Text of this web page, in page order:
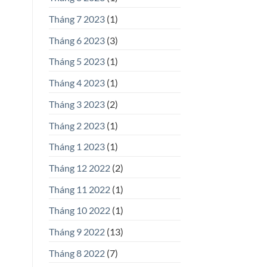
Tháng 7 2023 (1)
Tháng 6 2023 (3)
Tháng 5 2023 (1)
Tháng 4 2023 (1)
Tháng 3 2023 (2)
Tháng 2 2023 (1)
Tháng 1 2023 (1)
Tháng 12 2022 (2)
Tháng 11 2022 (1)
Tháng 10 2022 (1)
Tháng 9 2022 (13)
Tháng 8 2022 (7)